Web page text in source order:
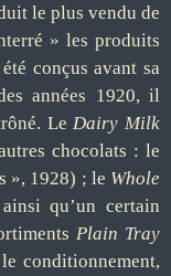
le plus vendu de
» les produits
conçus avant sa
années 1920, il
Le Dairy Milk
chocolats : le
», 1928) ; le Whole
qu’un certain
Plain Tray
conditionnement,